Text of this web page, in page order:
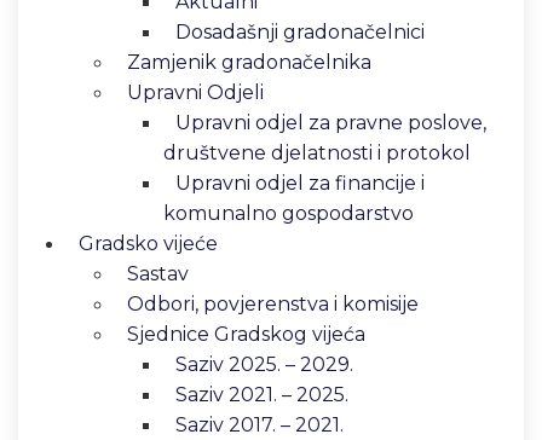
Dosadašnji gradonačelnici
Zamjenik gradonačelnika
Upravni Odjeli
Upravni odjel za pravne poslove,
društvene djelatnosti i protokol
Upravni odjel za financije i
komunalno gospodarstvo
Gradsko vijeće
Sastav
Odbori, povjerenstva i komisije
Sjednice Gradskog vijeća
Saziv 2025. – 2029.
Saziv 2021. – 2025.
Saziv 2017. – 2021.